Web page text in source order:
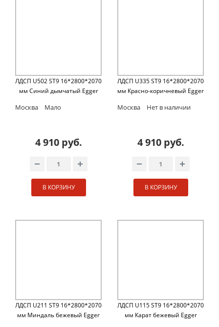
ЛДСП U502 ST9 16*2800*2070
мм Синий дымчатый Egger
Москва Мало
4 910 руб.
В КОРЗИНУ
ЛДСП U335 ST9 16*2800*2070
мм Красно-коричневый Egger
Москва Нет в наличии
4 910 руб.
В КОРЗИНУ
ЛДСП U211 ST9 16*2800*2070
мм Миндаль бежевый Egger
ЛДСП U115 ST9 16*2800*2070
мм Карат бежевый Egger